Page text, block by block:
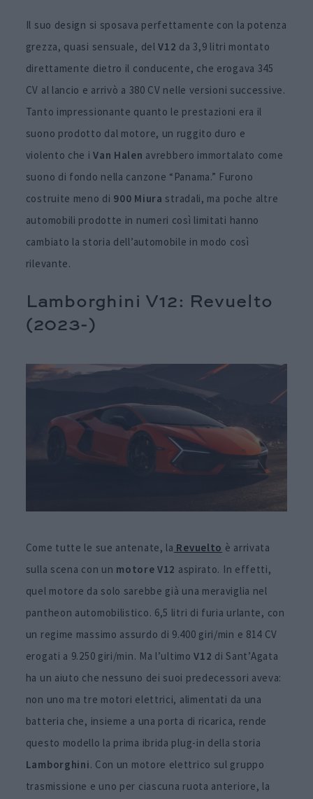
Il suo design si sposava perfettamente con la potenza
grezza, quasi sensuale, delV12 da 3,9 litri montato
direttamente dietro il conducente, che erogava 345
CV al lancio e arrivò a 380 CV nelle versioni successive.
Tanto impressionante quanto le prestazioni era il
suono prodotto dal motore, un ruggito duro e
violento che iVan Halen avrebbero immortalato come
suono di fondo nella canzone “Panama.” Furono
costruite meno di 900 Miura stradali, ma poche altre
automobili prodotte in numeri così limitati hanno
cambiato la storia dell’automobile in modo così
rilevante.
Lamborghini V12: Revuelto
(2023-)
Come tutte le sue antenate, la Revuelto è arrivata
sulla scena con un motore V12 aspirato. In effetti,
quel motore da solo sarebbe già una meraviglia nel
pantheon automobilistico. 6,5 litri di furia urlante, con
un regime massimo assurdo di 9.400 giri/min e 814 CV
erogati a 9.250 giri/min. Ma l’ultimoV12 di Sant’Agata
ha un aiuto che nessuno dei suoi predecessori aveva:
non uno ma tre motori elettrici, alimentati da una
batteria che, insieme a una porta di ricarica, rende
questo modello la prima ibrida plug-in della storia
Lamborghini. Con un motore elettrico sul gruppo
trasmissione e uno per ciascuna ruota anteriore, la